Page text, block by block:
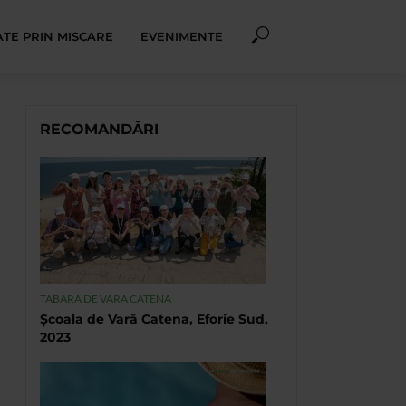
PRIN MISCARE EVENIMENTE
RECOMANDĂRI
TABARA DE VARA CATENA
Școala de Vară Catena, Eforie Sud,
2023